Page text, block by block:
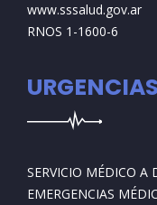
www.sssalud.gov.ar
RNOS 1-1600-6
URGENCIAS
SERVICIO MÉDICO A
EMERGENCIAS